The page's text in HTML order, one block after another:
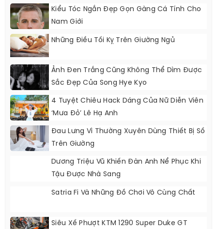
Kiểu Tóc Ngắn Đẹp Gọn Gàng Cá Tính Cho
Nam Giới
Những Điều Tối Kỵ Trên Giường Ngủ
Ảnh Đen Trắng Cũng Không Thể Dìm Được
Sắc Đẹp Của Song Hye Kyo
4 Tuyệt Chiêu Hack Dáng Của Nữ Diễn Viên
‘Mưa Đỏ’ Lê Hạ Anh
Đau Lưng Vì Thường Xuyên Dùng Thiết Bị Số
Trên Giường
Dương Triệu Vũ Khiến Đàn Anh Nể Phục Khi
Tậu Được Nhà Sang
Satria Fi Và Những Đồ Chơi Vô Cùng Chất
Siêu Xế Phượt KTM 1290 Super Duke GT